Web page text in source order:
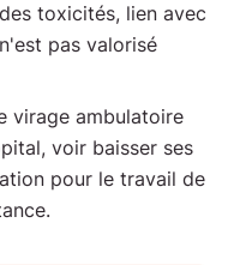
toxicités, lien avec
pas valorisé
virage ambulatoire
voir baisser ses
pour le travail de